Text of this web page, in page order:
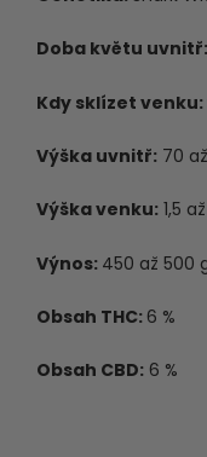
Doba květu uvnitř:
Kdy sklízet venku:
Výška uvnitř: 70
Výška venku: 1,5
Výnos: 450 až 500
Obsah THC: 6 %
Obsah CBD: 6 %